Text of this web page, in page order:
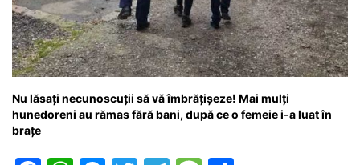
Nu lăsați necunoscuții să vă îmbrățișeze! Mai mulți
hunedoreni au rămas fără bani, după ce o femeie i-a luat în
brațe